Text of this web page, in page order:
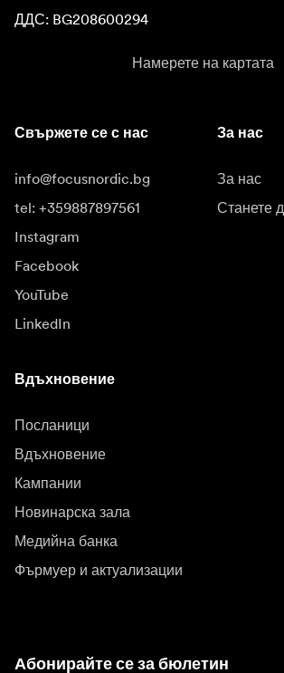
ДДС: BG208600294
Намерете на картата
Свържете се с нас
info@focusnordic.bg
tel: +359887897561
Instagram
Facebook
YouTube
LinkedIn
За нас
За нас
Станете
Вдъхновение
Посланици
Вдъхновение
Кампании
Новинарска зала
Медийна банка
Фърмуер и актуализации
Абонирайте се за бюлетин